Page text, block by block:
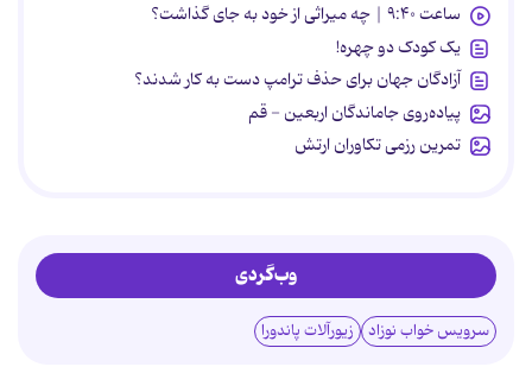
ساعت ۹:۴۰ | چه میراثی از خود به جای گذاشت؟
یک کودک دو چهره!
آزادگان جهان برای حذف ترامپ دست به کار شدند؟
پیاده‌روی جاماندگان اربعین - قم
تمرین رزمی تکاوران ارتش
وب‌گردی
سرویس خواب نوزاد زیورآلات پاندورا